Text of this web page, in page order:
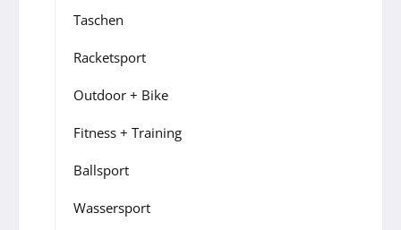
Taschen
Racketsport
Outdoor + Bike
Fitness + Training
Ballsport
Wassersport